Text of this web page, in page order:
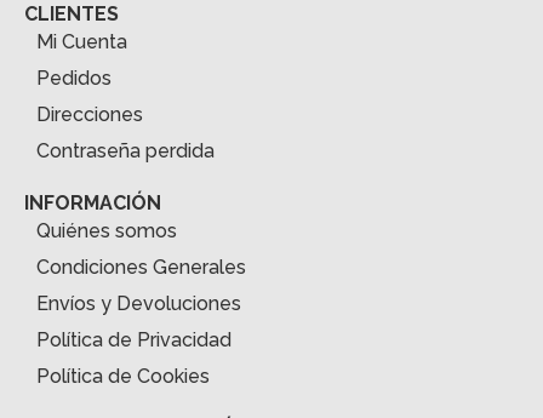
CLIENTES
Mi Cuenta
Pedidos
Direcciones
Contraseña perdida
INFORMACIÓN
Quiénes somos
Condiciones Generales
Envíos y Devoluciones
Política de Privacidad
Política de Cookies